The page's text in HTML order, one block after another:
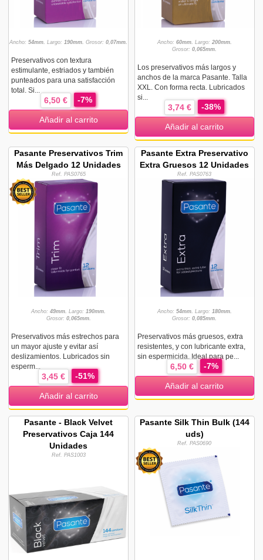
Ancho:54mm. Largo: 190mm. Grosor:0,07mm.
Preservativos con textura
estimulante, estriados y también
punteados para una satisfacción
total. Si...
6,50 € -7%
Añadir al carrito
Ancho: 60mm. Largo: 200mm.
Grosor:0,065mm.
Los preservativos más largos y
anchos de la marca Pasante. Talla
XXL. Con forma recta. Lubricados
si...
3,74 € -38%
Añadir al carrito
Pasante Preservativos Trim
Más Delgado 12 Unidades
Ref. PAS0765
Ancho:49mm. Largo: 190mm.
Grosor: 0,065mm.
Preservativos más estrechos para
un mayor ajuste y evitar así
deslizamientos. Lubricados sin
esperm...
3,45 € -51%
Añadir al carrito
Pasante Extra Preservativo
Extra Gruesos 12 Unidades
Ref. PAS0763
Ancho: 54mm. Largo: 180mm.
Grosor:0,085mm.
Preservativos más gruesos, extra
resistentes, y con lubricante extra,
sin espermicida. Ideal para pe...
6,50 € -7%
Añadir al carrito
Pasante - Black Velvet
Preservativos Caja 144
Unidades
Ref. PAS1003
Pasante Silk Thin Bulk (144
uds)
Ref. PAS0690